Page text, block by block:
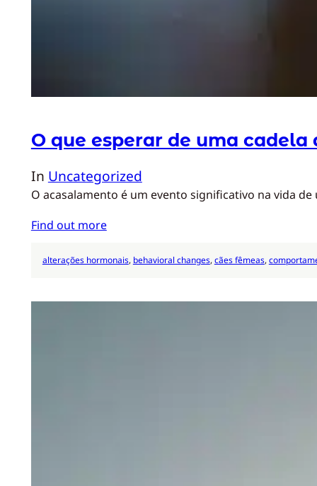
O que esperar de uma cadela
In Uncategorized
O acasalamento é um evento significativo na vida
Find out more
alterações hormonais, behavioral changes, cães fêmeas,